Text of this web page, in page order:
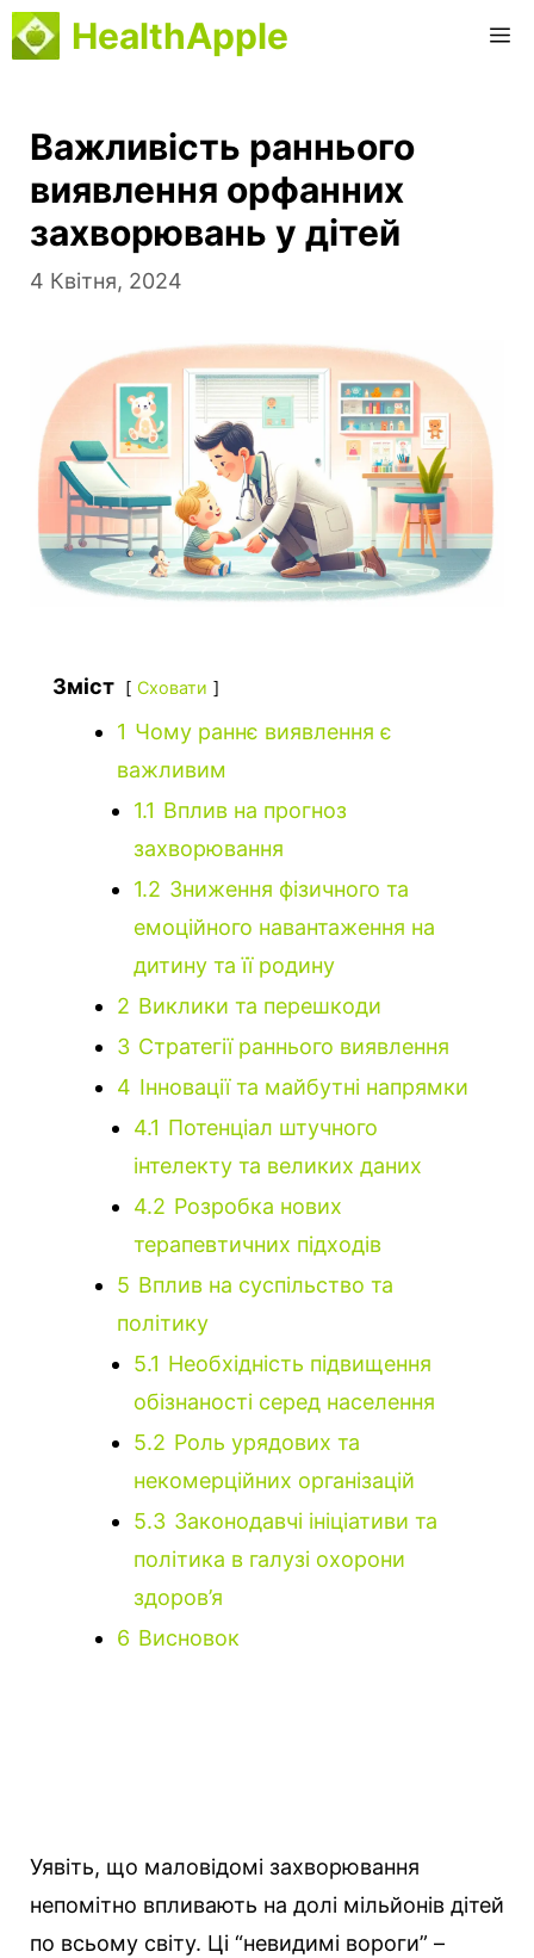
Перейти
до
HealthApple
Важливість раннього
виявлення орфанних
захворювань у дітей
4 Квітня, 2024
Зміст Сховати
1 Чому раннє виявлення є
важливим
1.1 Вплив на прогноз
захворювання
1.2 Зниження фізичного та
емоційного навантаження на
дитину та її родину
2 Виклики та перешкоди
3 Стратегії раннього виявлення
4 Інновації та майбутні напрямки
4.1 Потенціал штучного
інтелекту та великих даних
4.2 Розробка нових
терапевтичних підходів
5 Вплив на суспільство та
політику
5.1 Необхідність підвищення
обізнаності серед населення
5.2 Роль урядових та
некомерційних організацій
5.3 Законодавчі ініціативи та
політика в галузі охорони
здоров’я
6 Висновок
Уявіть, що маловідомі захворювання
непомітно впливають на долі мільйонів дітей
по всьому світу. Ці “невидимі вороги” –